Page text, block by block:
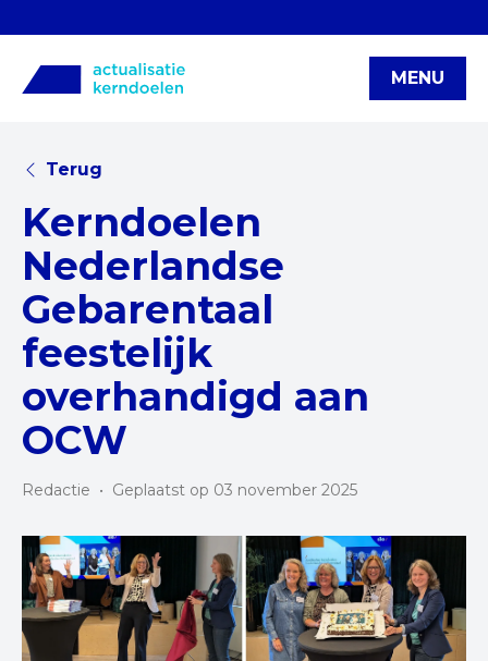
MENU
Terug
Kerndoelen
Nederlandse
Gebarentaal
feestelijk
overhandigd aan
OCW
Redactie • Geplaatst op 03 november 2025